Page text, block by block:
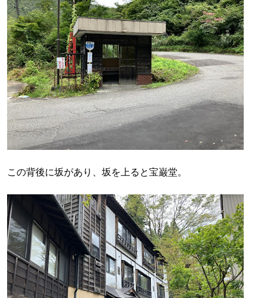
この背後に坂があり、坂を上ると宝巌堂。